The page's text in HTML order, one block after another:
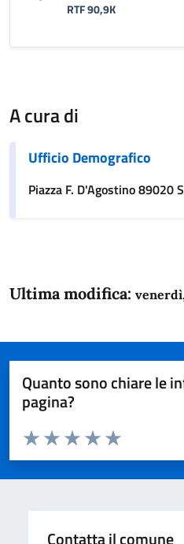
RTF 90,9K
A cura di
Ufficio Demografico
Piazza F. D'Agostino 89020
Ultima modifica:
Quanto sono chiare le
pagina?
Domanda
Valuta da 1 a 5 stelle la pagina
Valuta 5 stelle
Valuta 4 stelle su
Valuta 3 stelle su 5
Valuta 2 stelle su 5
Valuta 1 stelle su 5
Contatta il comune